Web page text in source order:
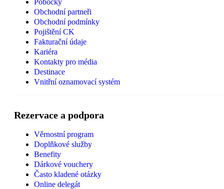
Pobočky
Obchodní partneři
Obchodní podmínky
Pojištění CK
Fakturační údaje
Kariéra
Kontakty pro média
Destinace
Vnitřní oznamovací systém
Rezervace a podpora
Věrnostní program
Doplňkové služby
Benefity
Dárkové vouchery
Často kladené otázky
Online delegát